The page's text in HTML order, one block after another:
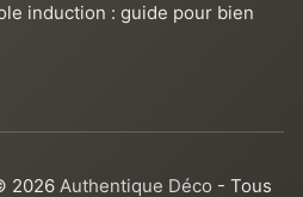
induction : guide pour bien
2026Authentique Déco - Tous